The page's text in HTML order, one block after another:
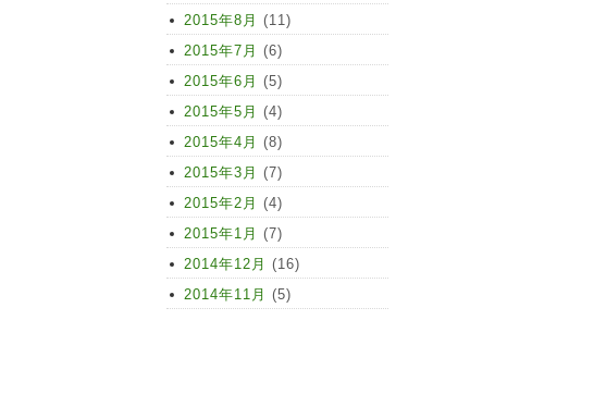
2015年8月 (11)
2015年7月 (6)
2015年6月 (5)
2015年5月 (4)
2015年4月 (8)
2015年3月 (7)
2015年2月 (4)
2015年1月 (7)
2014年12月 (16)
2014年11月 (5)